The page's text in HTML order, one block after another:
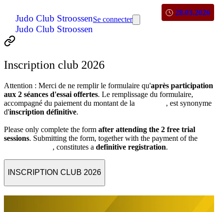
Judo Club Stroossen
Judo Club Stroossen
Se connecter
Inscription club 2026
Attention : Merci de ne remplir le formulaire qu'après participation
aux 2 séances d'essai offertes. Le remplissage du formulaire,
accompagné du paiement du montant de la
, est synonyme
d'inscription définitive.
Please only complete the form after attending the 2 free trial
sessions. Submitting the form, together with the payment of the
, constitutes a definitive registration.
INSCRIPTION CLUB 2026
28.03.2026